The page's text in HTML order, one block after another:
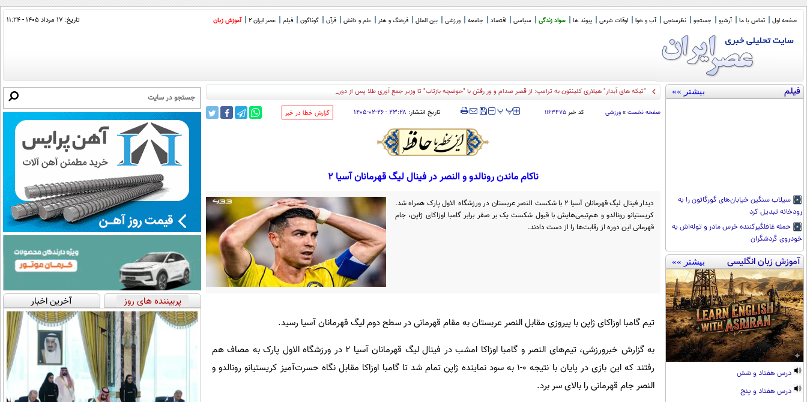
صفحه اول تماس با ما آرشیو جستجو نظرسنجی آب و هوا اوقات شرعی پیوند ها سواد زندگی سیاسی اقتصاد جامعه ورزشی بین الملل فرهنگ و هنر علم و دانش قرآن گوناگون فیلم عصر ایران 2 آموزش زبان تاریخ: ۱۷ مرداد ۱۴۰۵ - ۱۱:۲۴
فیلم بیشتر »»
سیلاب سنگین خیابان‌های گورگائون را به
رودخانه تبدیل کرد
حمله غافلگیرکننده خرس مادر و توله‌اش به
خودروی گردشگران
آموزش زبان انگلیسی بیشتر »»
درس هفتاد و شش
درس هفتاد و پنج
"تیکه های آبدار" هیلاری کلینتون به ترامپ: از قصر صدام و ور رفتن با "حوضچه بازتاب" تا وزیر جمع آوری طلا پس از دوره ترامپ!
صفحه نخست » ورزشی کد خبر ۱۱۶۳۴۷۵ ‍‍‍ پ پ تاریخ انتشار: ۲۳:۲۸ - ۲۶-۰۲-۱۴۰۵ ‌گزارش خطا در خبر
ناکام ماندن رونالدو و النصر در فینال لیگ قهرمانان آسیا ۲
دیدار فینال لیگ قهرمانان آسیا ۲ با شکست النصر عربستان در ورزشگاه الاول پارک همراه شد.
کریستیانو رونالدو و هم‌تیمی‌هایش با قبول شکست یک بر صفر برابر گامبا اوزاکای ژاپن، جام
قهرمانی این دوره از رقابت‌ها را از دست دادند.
تیم گامبا اوزاکای ژاپن با پیروزی مقابل النصر عربستان به مقام قهرمانی در سطح دوم لیگ قهرمانان آسیا رسید.
به گزارش خبرورزشی، تیم‌های النصر و گامبا اوزاکا امشب در فینال لیگ قهرمانان آسیا ۲ در ورزشگاه الاول پارک به مصاف هم
رفتند که این بازی در پایان با نتیجه ۰-۱ به سود نماینده ژاپن تمام شد تا گامبا اوزاکا مقابل نگاه حسرت‌آمیز کریستیانو رونالدو و
النصر جام قهرمانی را بالای سر برد.
پربیننده های روز آخرین اخبار